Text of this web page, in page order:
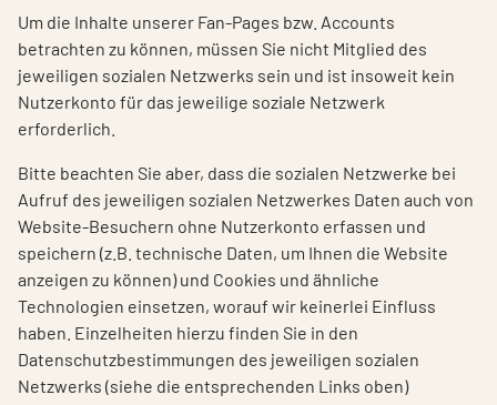
Um die Inhalte unserer Fan-Pages bzw. Accounts
betrachten zu können, müssen Sie nicht Mitglied des
jeweiligen sozialen Netzwerks sein und ist insoweit kein
Nutzerkonto für das jeweilige soziale Netzwerk
erforderlich.
Bitte beachten Sie aber, dass die sozialen Netzwerke bei
Aufruf des jeweiligen sozialen Netzwerkes Daten auch von
Website-Besuchern ohne Nutzerkonto erfassen und
speichern (z.B. technische Daten, um Ihnen die Website
anzeigen zu können) und Cookies und ähnliche
Technologien einsetzen, worauf wir keinerlei Einfluss
haben. Einzelheiten hierzu finden Sie in den
Datenschutzbestimmungen des jeweiligen sozialen
Netzwerks (siehe die entsprechenden Links oben)